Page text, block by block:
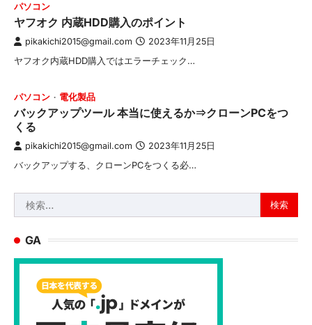
パソコン
ヤフオク 内蔵HDD購入のポイント
pikakichi2015@gmail.com 2023年11月25日
ヤフオク内蔵HDD購入ではエラーチェック…
パソコン 電化製品
バックアップツール 本当に使えるか⇒クローンPCをつ
くる
pikakichi2015@gmail.com 2023年11月25日
バックアップする、クローンPCをつくる必…
索:
GA